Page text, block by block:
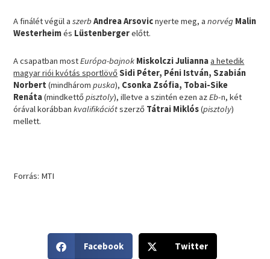
A finálét végül a szerbAndrea Arsovicnyerte meg, anorvég Malin
Westerheimés Lüstenbergerelőtt.
A csapatban mostEurópa-bajnok Miskolczi Juliannaa hetedik
magyar riói kvótás sportlövőSidi Péter, Péni István, Szabián
Norbert (mindhárompuska), Csonka Zsófia, Tobai-Sike
Renáta(mindkettőpisztoly), illetve a szintén ezen azEb-n, két
órával korábban kvalifikációtszerző Tátrai Miklós(pisztoly)
mellett.
Forrás: MTI
h
Facebook
h
Twitter